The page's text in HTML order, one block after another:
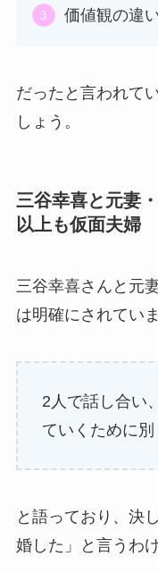
価値観の違
だったと言われて
しょう。
三谷幸喜と元妻
以上も仮面夫婦
三谷幸喜さんと元
は明確にされてい
2人で話し合い
ていくために
と語っており、決
婚した」と言うわ